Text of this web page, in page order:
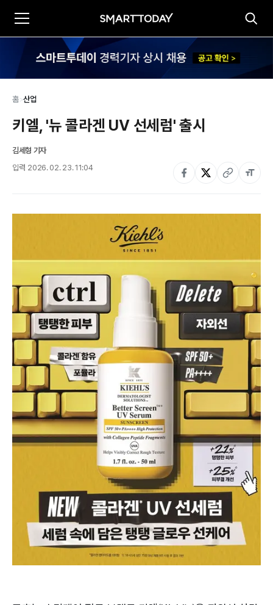
홈>산업
키엘, '뉴 콜라겐 UV 선세럼' 출시
김세형 기자
입력 2026. 02. 23. 11:04